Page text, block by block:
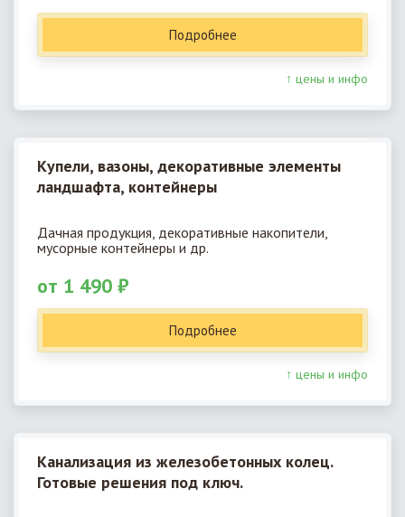
Подробнее
↑ цены и инфо
Купели, вазоны, декоративные элементы
ландшафта, контейнеры
Дачная продукция, декоративные накопители,
мусорные контейнеры и др.
от 1 490 ₽
Подробнее
↑ цены и инфо
Канализация из железобетонных колец.
Готовые решения под ключ.